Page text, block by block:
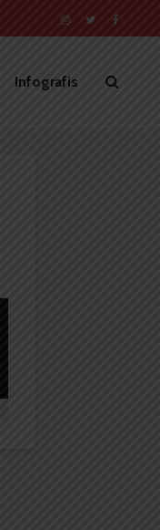
Infografis